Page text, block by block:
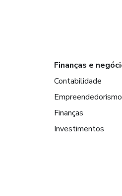
Finanças e
Contabilidade
Empreendedorismo
Finanças
Investimentos